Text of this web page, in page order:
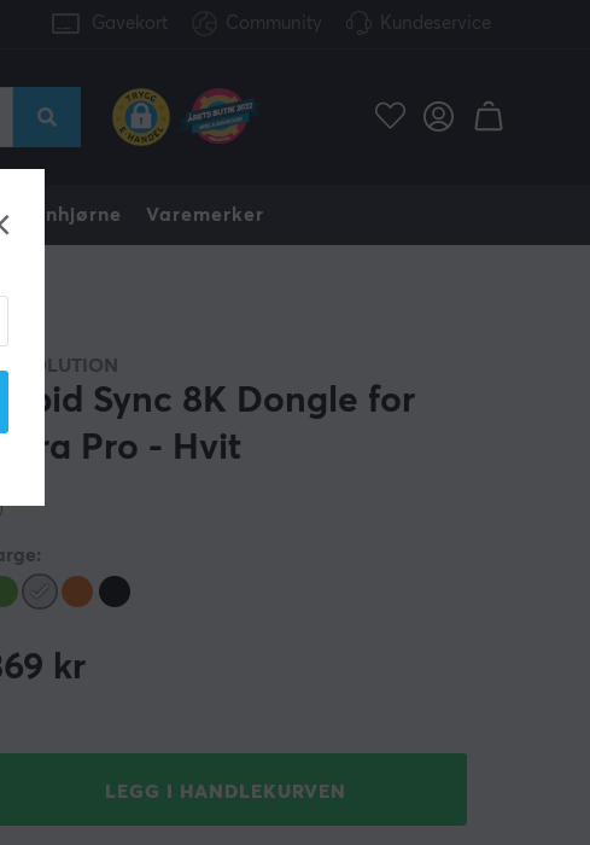
Gavekort Community Kundeservice
Funnhjørne Varemerker
Rapid Sync 8K Dongle for
Terra Pro - Hvit
kr
LEGG I HANDLEKURVEN